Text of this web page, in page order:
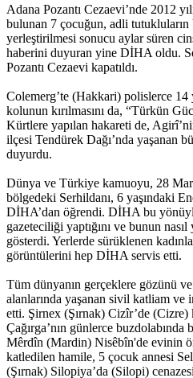
Adana Pozantı Cezaevi’nde 2012
bulunan 7 çocuğun, adli
yerleştirilmesi sonucu aylar süren
haberini duyuran yine DİHA oldu.
Pozantı Cezaevi kapatıldı.
Colemerg’te (Hakkari) polislerce 14
kolunun kırılmasını da, “Türkün
Kürtlere yapılan hakareti de,
ilçesi Tendürek Dağı’nda yaşanan
duyurdu.
Dünya ve Türkiye kamuoyu, 28
bölgedeki Serhildanı, 6 yaşındaki
DİHA’dan öğrendi. DİHA bu
gazeteciliği yaptığını ve bunun
gösterdi. Yerlerde sürüklenen
görüntülerini hep DİHA servis etti.
Tüm dünyanın gerçeklere gözünü ve
alanlarında yaşanan sivil katliam ve
etti. Şirnex (Şırnak) Cizîr’de
Çağırga’nın günlerce buzdolabında
Mêrdîn (Mardin) Nisêbîn'de evinin
katledilen hamile, 5 çocuk annesi
(Şırnak) Silopiya’da (Silopi)